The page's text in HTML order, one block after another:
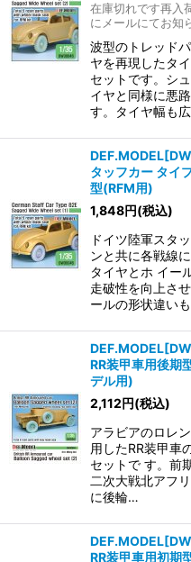
在庫切れです再入
にメールにてお知
波型のトレッド
ヤを再現したタ
セットです。シ
イヤと同様に悪
す。タイヤ幅も
タッフカー タイ
型(RFM用)
1,848円(税込)
ドイツ陸軍スタ
ンと共に各戦線
タイヤとホ イー
走破性を向上さ
ールの形状違い
RR装甲車用後期
デル用)
2,112円(税込)
アラビアのロレ
用したRR装甲車
セットで す。前
二次大戦北アフ
に後輪…
RR装甲車用初期